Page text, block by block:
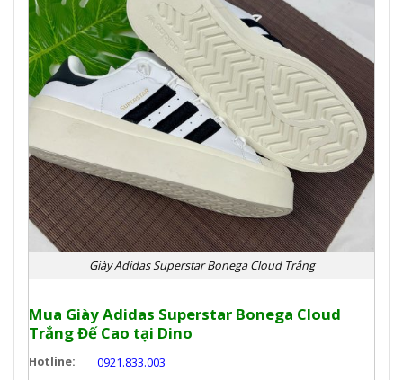
Giày Adidas Superstar Bonega Cloud Trắng
Mua Giày Adidas Superstar Bonega Cloud
Trắng Đế Cao tại Dino
Hotline:
0921.833.003